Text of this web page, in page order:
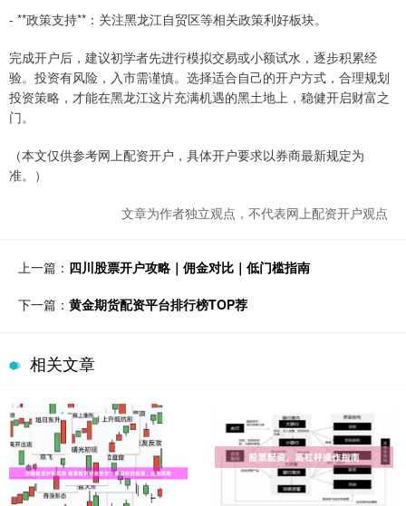
- **政策支持**：关注黑龙江自贸区等相关政策利好板块。
完成开户后，建议初学者先进行模拟交易或小额试水，逐步积累经
验。投资有风险，入市需谨慎。选择适合自己的开户方式，合理规划
投资策略，才能在黑龙江这片充满机遇的黑土地上，稳健开启财富之
门。
（本文仅供参考网上配资开户，具体开户要求以券商最新规定为
准。）
文章为作者独立观点，不代表网上配资开户观点
上一篇： 四川股票开户攻略｜佣金对比｜低门槛指南
下一篇： 黄金期货配资平台排行榜TOP荐
相关文章